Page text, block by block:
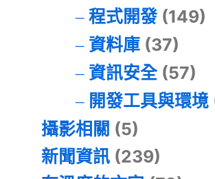
程式開發(149)
資料庫(37)
資訊安全(57)
開發工具與環境
攝影相關 (5)
新聞資訊 (239)